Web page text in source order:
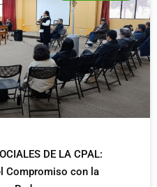
DE LA CPAL:
Compromiso con la